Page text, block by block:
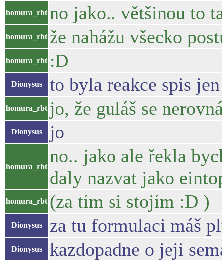
homura_rbt no jako.. většinou to
homura_rbt že nahážu všecko
homura_rbt :D
Dionysus to byla reakce spis
homura_rbt jo, že guláš se
Dionysus jo
homura_rbt
no.. jako ale řekla
daly nazvat jako
homura_rbt (za tím si stojím :D )
Dionysus za tu formulaci máš
Dionysus kazdopadne o jeji